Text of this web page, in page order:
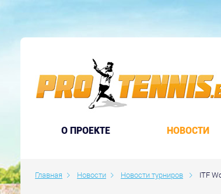
O ПРОЕКТЕ НОВОСТИ
Главная Новости Новости турниров ITF